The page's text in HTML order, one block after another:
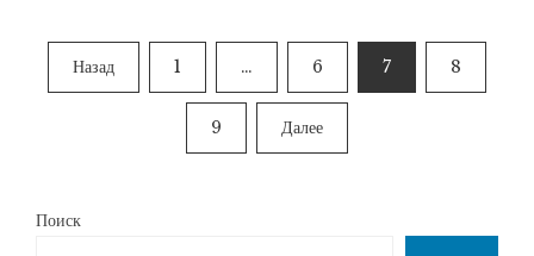
Пагинация
записей
Назад 1 … 6 7 8
9 Далее
Поиск